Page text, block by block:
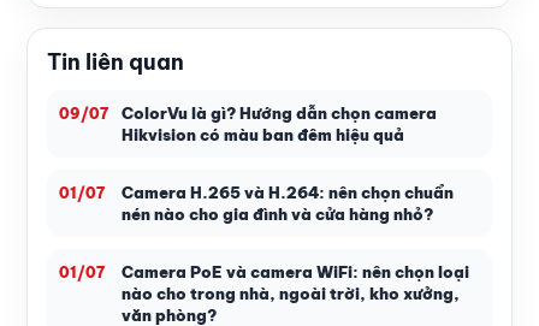
Tin liên quan
09/07
ColorVu là gì? Hướng dẫn chọn camera
Hikvision có màu ban đêm hiệu quả
01/07
Camera H.265 và H.264: nên chọn chuẩn
nén nào cho gia đình và cửa hàng nhỏ?
01/07
Camera PoE và camera WiFi: nên chọn loại
nào cho trong nhà, ngoài trời, kho xưởng,
văn phòng?